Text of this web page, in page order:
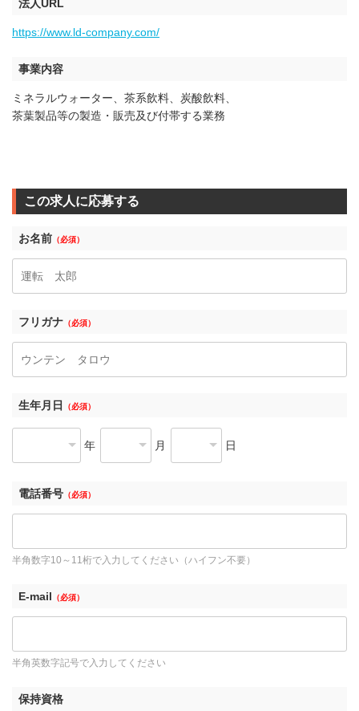
法人URL
https://www.ld-company.com/
事業内容
ミネラルウォーター、茶系飲料、炭酸飲料、
茶葉製品等の製造・販売及び付帯する業務
この求人に応募する
お名前 （必須）
フリガナ （必須）
生年月日 （必須）
年 月 日
電話番号 （必須）
半角数字10～11桁で入力してください（ハイフン不要）
E-mail （必須）
半角英数字記号で入力してください
保持資格